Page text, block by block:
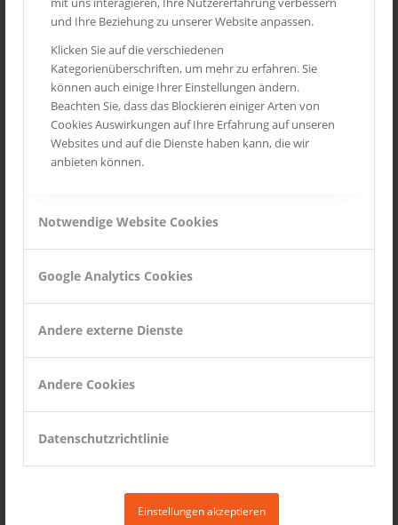
und Ihre Beziehung zu unserer Website anpassen.
Klicken Sie auf die verschiedenen
Kategorienüberschriften, um mehr zu erfahren. Sie
können auch einige Ihrer Einstellungen ändern.
Beachten Sie, dass das Blockieren einiger Arten von
Cookies Auswirkungen auf Ihre Erfahrung auf unseren
Websites und auf die Dienste haben kann, die wir
anbieten können.
Notwendige Website Cookies
Google Analytics Cookies
Andere externe Dienste
Andere Cookies
Datenschutzrichtlinie
Einstellungen akzeptieren
Routes des Grandes Alpes
Toskana
Provence
Wild Life
Seychellen
INSTAGRAM